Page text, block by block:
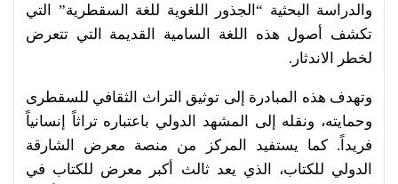
والدراسة البحثية “الجذور اللغوية للغة السقطرية” التي
تكشف أصول هذه اللغة السامية القديمة التي تتعرض
لخطر الاندثار.
وتهدف هذه المبادرة إلى توثيق التراث الثقافي للسقطرى
وحمايته، ونقله إلى المشهد الدولي باعتباره تراثاً إنسانياً
فريداً. كما يستفيد المركز من منصة معرض الشارقة
الدولي للكتاب، الذي يعد ثالث أكبر معرض للكتاب في